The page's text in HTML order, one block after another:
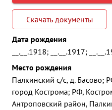
Скачать документы
Дата рождения
__.__.1918; __.__.1917;
Место рождения
Палкинский с/с, д. Басово;
город Кострома; РФ,
Антроповский район,